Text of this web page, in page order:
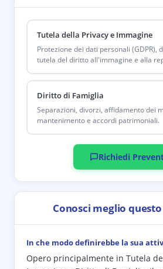
Tutela della Privacy e Immagine
Protezione dei dati personali (GDPR),
tutela del diritto all'immagine e alla
Diritto di Famiglia
Separazioni, divorzi, affidamento dei
mantenimento e accordi patrimoniali.
Richiedi
Conosci meglio
In che modo definirebbe la sua
Opero principalmente in Tutela